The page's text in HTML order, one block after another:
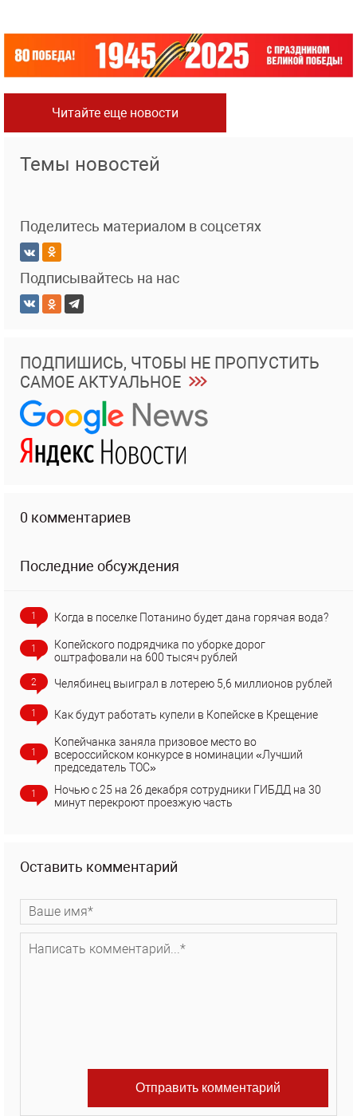
Читайте еще новости
Темы новостей
Поделитесь материалом в соцсетях
Подписывайтесь на нас
ПОДПИШИСЬ, ЧТОБЫ НЕ ПРОПУСТИТЬ
САМОЕ АКТУАЛЬНОЕ
0 комментариев
Последние обсуждения
1 Когда в поселке Потанино будет дана горячая вода?
1
Копейского подрядчика по уборке дорог
оштрафовали на 600 тысяч рублей
2 Челябинец выиграл в лотерею 5,6 миллионов рублей
1 Как будут работать купели в Копейске в Крещение
1
Копейчанка заняла призовое место во
всероссийском конкурсе в номинации «Лучший
председатель ТОС»
1
Ночью с 25 на 26 декабря сотрудники ГИБДД на 30
минут перекроют проезжую часть
Оставить комментарий